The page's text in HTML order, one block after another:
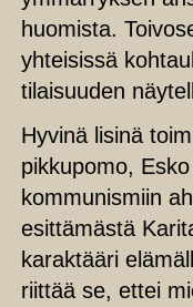
huomista.
yhteisissä
tilaisuuden
Hyvinä lisinä
pikkupomo,
kommunismiin
esittämästä
karaktääri
riittää se, ettei